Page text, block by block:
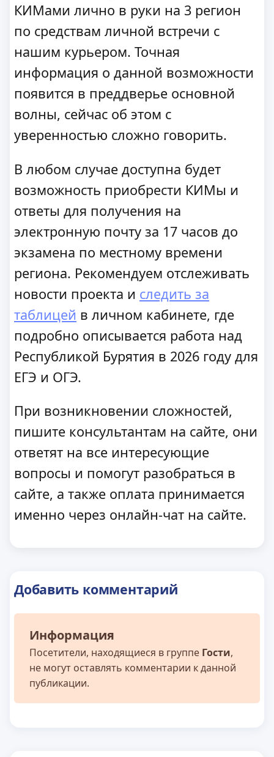
КИМами лично в руки на 3 регион
по средствам личной встречи с
нашим курьером. Точная
информация о данной возможности
появится в преддверье основной
волны, сейчас об этом с
уверенностью сложно говорить.
В любом случае доступна будет
возможность приобрести КИМы и
ответы для получения на
электронную почту за 17 часов до
экзамена по местному времени
региона. Рекомендуем отслеживать
новости проекта и следить за
таблицей в личном кабинете, где
подробно описывается работа над
Республикой Бурятия в 2026 году для
ЕГЭ и ОГЭ.
При возникновении сложностей,
пишите консультантам на сайте, они
ответят на все интересующие
вопросы и помогут разобраться в
сайте, а также оплата принимается
именно через онлайн-чат на сайте.
Добавить комментарий
Информация
Посетители, находящиеся в группе Гости,
не могут оставлять комментарии к данной
публикации.